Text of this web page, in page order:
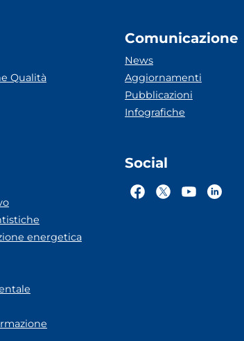
Qualità
energetica
Comunicazione
News
Aggiornamenti
Pubblicazioni
Infografiche
Social